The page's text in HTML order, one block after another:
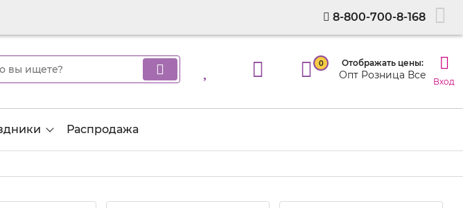
8-800-700-8-168
0 Отображать цены:
Опт Розница Все Вход
Распродажа